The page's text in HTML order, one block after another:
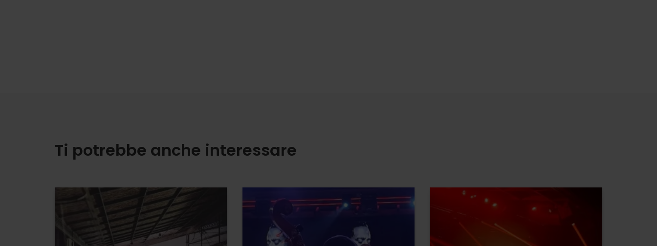
Ti potrebbe anche interessare